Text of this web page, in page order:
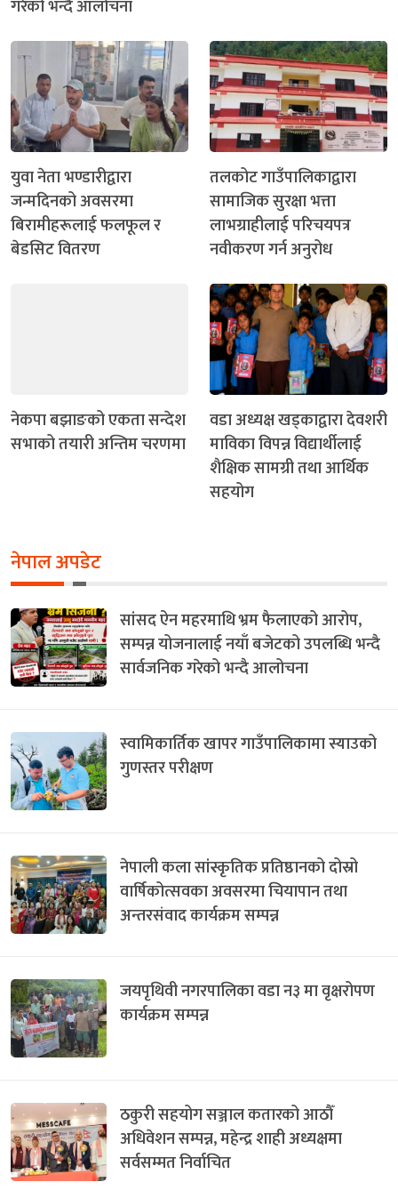
गरेको भन्दै आलोचना
युवा नेता भण्डारीद्वारा
जन्मदिनको अवसरमा
बिरामीहरूलाई फलफूल र
बेडसिट वितरण
तलकोट गाउँपालिकाद्वारा
सामाजिक सुरक्षा भत्ता
लाभग्राहीलाई परिचयपत्र
नवीकरण गर्न अनुरोध
नेकपा बझाङको एकता सन्देश
सभाको तयारी अन्तिम चरणमा
वडा अध्यक्ष खड्काद्वारा देवशरी
माविका विपन्न विद्यार्थीलाई
शैक्षिक सामग्री तथा आर्थिक
सहयोग
नेपाल अपडेट
सांसद ऐन महरमाथि भ्रम फैलाएको आरोप,
सम्पन्न योजनालाई नयाँ बजेटको उपलब्धि भन्दै
सार्वजनिक गरेको भन्दै आलोचना
स्वामिकार्तिक खापर गाउँपालिकामा स्याउको
गुणस्तर परीक्षण
नेपाली कला सांस्कृतिक प्रतिष्ठानको दोस्रो
वार्षिकोत्सवका अवसरमा चियापान तथा
अन्तरसंवाद कार्यक्रम सम्पन्न
जयपृथिवी नगरपालिका वडा न३ मा वृक्षरोपण
कार्यक्रम सम्पन्न
ठकुरी सहयोग सञ्जाल कतारको आठौँ
अधिवेशन सम्पन्न, महेन्द्र शाही अध्यक्षमा
सर्वसम्मत निर्वाचित